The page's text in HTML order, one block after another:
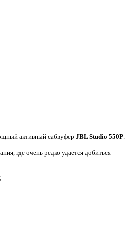
активный сабвуфер JBL Studio 550P
где очень редко удается добиться